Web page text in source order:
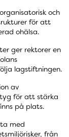
och
för att
ohälsa.
ger rektorer en
lagstiftningen.
av
för att stärka
på plats.
med
från